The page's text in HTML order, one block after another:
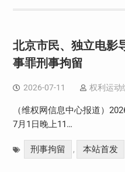
北京市民、独立电影
事罪刑事拘留
2026-07-11 权利运动
（维权网信息中心报道）
7月1日晚上11…
刑事拘留 , 本站首发